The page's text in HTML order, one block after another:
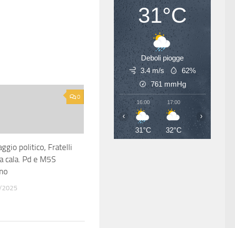
0
politico, Fratelli
cala. Pd e M5S
31°C
Deboli piogge
3.4 m/s
62%
761 mmHg
16:00
31°C
17:00
32°C
18:00
32°C
‹ ›